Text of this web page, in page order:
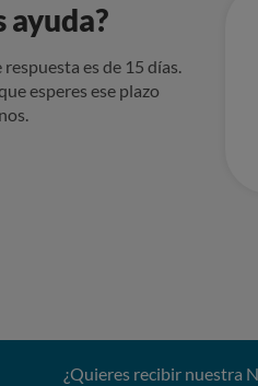
ayuda?
es de 15 días.
esperes ese plazo
¿Quieres recibir nuestra